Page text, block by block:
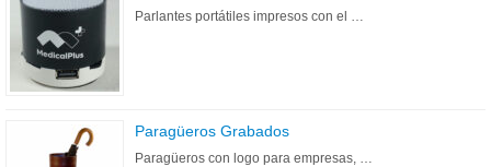
Parlantes portátiles impresos con el …
Paragüeros Grabados
Paragüeros con logo para empresas, …